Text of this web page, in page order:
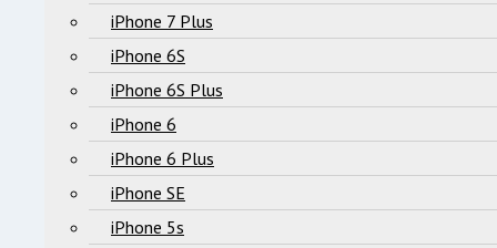
iPhone 7 Plus
iPhone 6S
iPhone 6S Plus
iPhone 6
iPhone 6 Plus
iPhone SE
iPhone 5s